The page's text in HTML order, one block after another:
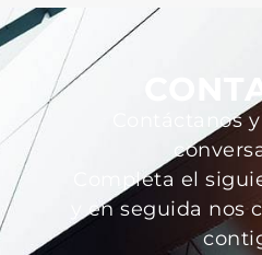
Contáctanos
Completa el
y en seguida nos